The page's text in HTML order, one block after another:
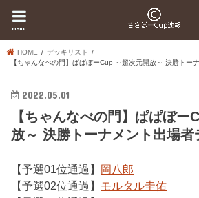
menu
HOME
デッキリスト
【ちゃんなべの門】ぱぱぼーCup ～超次元開放～ 決勝トー
2022.05.01
【ちゃんなべの門】ぱぱぼー
放～ 決勝トーナメント出場者
【予選01位通過】 岡八郎
【予選02位通過】 モルタル圭佑